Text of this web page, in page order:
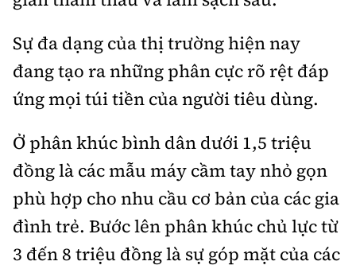
Sự đa dạng của thị trường hiện nay
đang tạo ra những phân cực rõ rệt đáp
ứng mọi túi tiền của người tiêu dùng.
Ở phân khúc bình dân dưới 1,5 triệu
đồng là các mẫu máy cầm tay nhỏ gọn
phù hợp cho nhu cầu cơ bản của các gia
đình trẻ. Bước lên phân khúc chủ lực từ
3 đến 8 triệu đồng là sự góp mặt của các